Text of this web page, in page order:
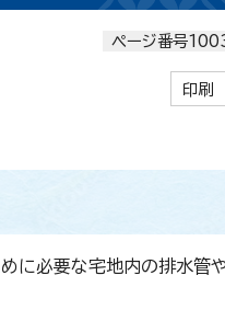
ページ番号
印刷
に必要な宅地内の排水管